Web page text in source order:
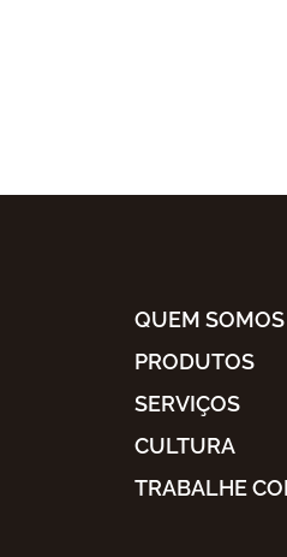
QUEM SOMOS
PRODUTOS
SERVIÇOS
CULTURA
TRABALHE